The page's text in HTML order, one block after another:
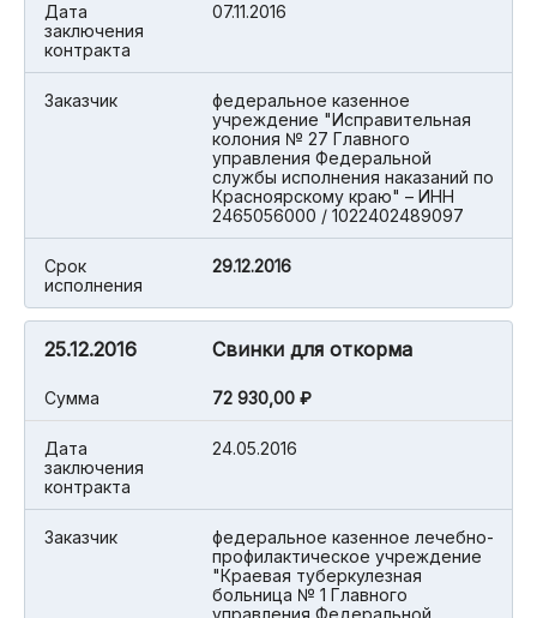
Дата
заключения
контракта
07.11.2016
Заказчик
федеральное казенное
учреждение "Исправительная
колония № 27 Главного
управления Федеральной
службы исполнения наказаний по
Красноярскому краю" – ИНН
2465056000 / 1022402489097
Срок
исполнения
29.12.2016
25.12.2016 Свинки для откорма
Cумма 72 930,00 ₽
Дата
заключения
контракта
24.05.2016
Заказчик
федеральное казенное лечебно-
профилактическое учреждение
"Краевая туберкулезная
больница № 1 Главного